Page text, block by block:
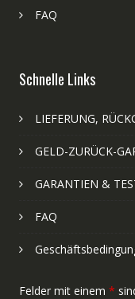
FAQ
Schnelle Links
LIEFERUNG,
GELD-ZURÜCK-
GARANTIEN &
FAQ
Felder mit einem *